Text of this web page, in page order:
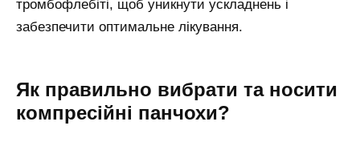
тромбофлебіті, щоб уникнути ускладнень і
забезпечити оптимальне лікування.
Як правильно вибрати та носити
компресійні панчохи?